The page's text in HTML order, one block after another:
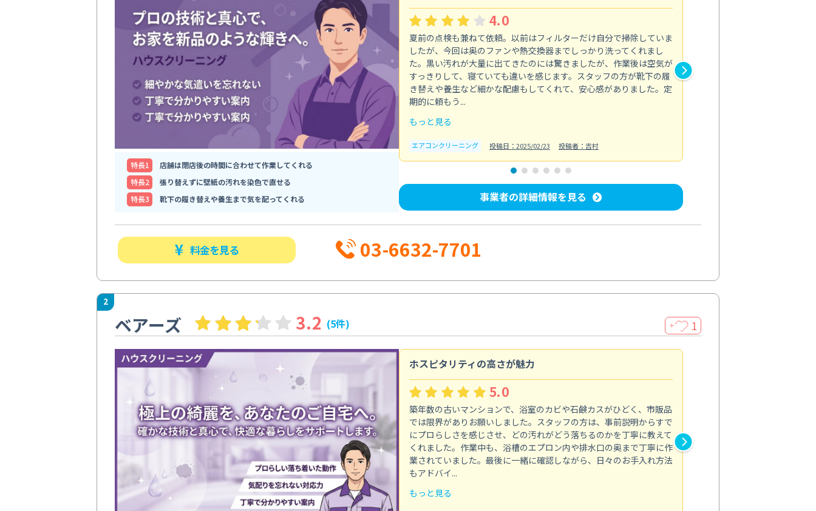
特⻑1
店舗は閉店後の時間に合わせて作業してくれる
特⻑2
張り替えずに壁紙の汚れを染色で直せる
特⻑3
靴下の履き替えや養生まで気を配ってくれる
4.0
夏前の点検も兼ねて依頼。以前はフィルターだけ自分で掃除していま
したが、今回は奥のファンや熱交換器までしっかり洗ってくれまし
た。黒い汚れが大量に出てきたのには驚きましたが、作業後は空気が
すっきりして、寝ていても違いを感じます。スタッフの方が靴下の履
き替えや養生など細かな配慮もしてくれて、安心感がありました。定
期的に頼もう...
もっと見る
エアコンクリーニング 投稿日：2025/02/23 投稿者：吉村
事業者の詳細情報を見る
料金を見る 03-6632-7701
2
ベアーズ 3.2 (5件) ＋ 1
ホスピタリティの高さが魅力
5.0
築年数の古いマンションで、浴室のカビや石鹸カスがひどく、市販品
では限界がありお願いしました。スタッフの方は、事前説明からすで
にプロらしさを感じさせ、どの汚れがどう落ちるのかを丁寧に教えて
くれました。作業中も、浴槽のエプロン内や排水口の奥まで丁寧に作
業されていました。最後に一緒に確認しながら、日々のお手入れ方法
もアドバイ...
もっと見る